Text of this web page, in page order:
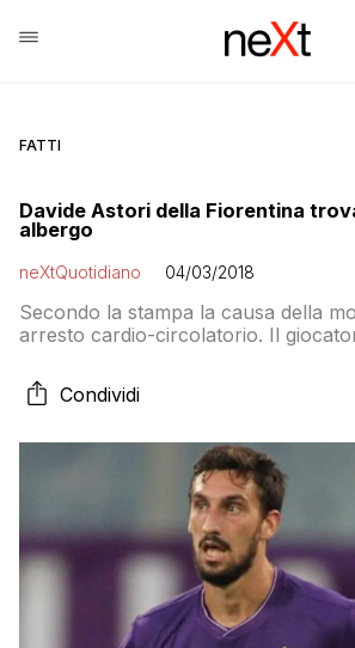
FATTI
Davide Astori della Fiorentina
albergo
neXtQuotidiano 04/03/2018
Secondo la stampa la causa della
arresto cardio-circolatorio. Il
Condividi